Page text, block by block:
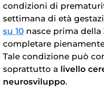
condizioni di
settimana di età
su 10 nasce prima della
completare
Tale condizione può
soprattutto a livello
neurosviluppo.